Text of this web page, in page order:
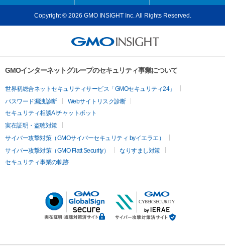
Copyright © 2026 GMO INSIGHT Inc. All Rights Reserved.
GMOインターネットグループのセキュリティ事業について
世界初総合ネットセキュリティサービス「GMOセキュリティ24」
パスワード漏洩診断
Webサイトリスク診断
セキュリティ相談AIチャットボット
実在証明・盗聴対策
サイバー攻撃対策（GMOサイバーセキュリティ byイエラエ）
サイバー攻撃対策（GMO Flatt Security）
なりすまし対策
セキュリティ事業の軌跡